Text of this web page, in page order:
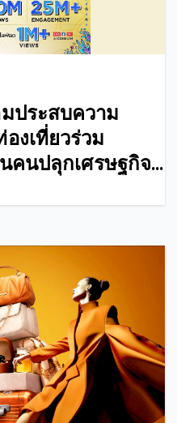
ประสบความ
งเที่ยวร่วม
คนปลุกเศรษฐกิจ
เติบโตกว่า 15%